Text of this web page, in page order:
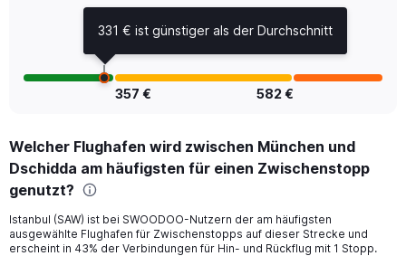
357 € 582 €
Welcher Flughafen wird zwischen München und
Dschidda am häufigsten für einen Zwischenstopp
genutzt?
Istanbul (SAW) ist bei SWOODOO-Nutzern der am häufigsten
ausgewählte Flughafen für Zwischenstopps auf dieser Strecke und
erscheint in 43% der Verbindungen für Hin- und Rückflug mit 1 Stopp.
331 € ist günstiger als der Durchschnitt